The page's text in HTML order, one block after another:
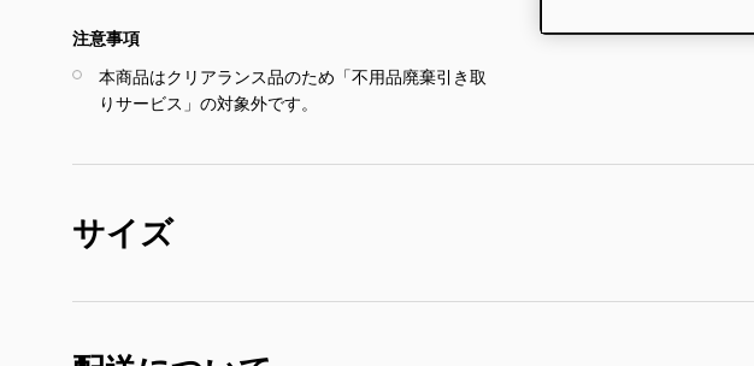
注意事項
本商品はクリアランス品のため「不用品廃棄引き取
りサービス」の対象外です。
サイズ